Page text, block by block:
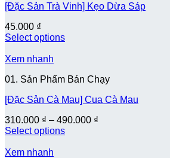
[Đặc Sản Trà Vinh] Kẹo Dừa Sáp
45.000 ₫
Select options
Xem nhanh
01. Sản Phẩm Bán Chạy
[Đặc Sản Cà Mau] Cua Cà Mau
310.000 ₫ – 490.000 ₫
Select options
Xem nhanh